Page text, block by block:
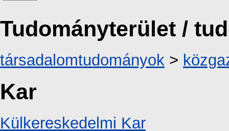
Tudományterület /
társadalomtudományok >
Kar
Külkereskedelmi Kar